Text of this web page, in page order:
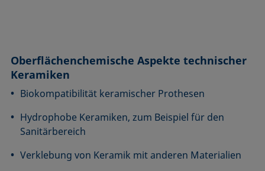
Oberflächenchemische Aspekte technischer
Keramiken
Biokompatibilität keramischer Prothesen
Hydrophobe Keramiken, zum Beispiel für den
Sanitärbereich
Verklebung von Keramik mit anderen Materialien